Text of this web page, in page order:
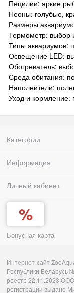
Пецилии: яркие
Неоны: голубые,
Размеры
Термометр: выбор
Типы аквариумов:
Освещение LED:
Обогреватель:
Среда обитания:
Наполнители:
Уход и кормление:
Категории
Информация
Личный кабинет
Бонусная карта
Интернет-сайт
Республики Беларусь
реестр 22.11.2023 ООО
регистрации выдано